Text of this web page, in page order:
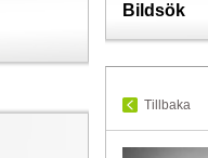
Bildsök
Tillbaka